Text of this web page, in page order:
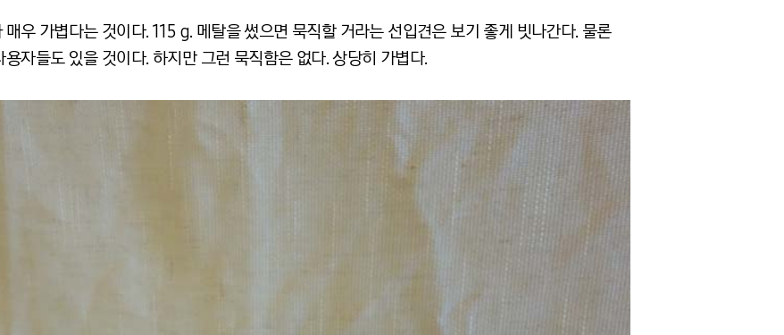
우 가볍다는 것이다. 115 g. 메탈을 썼으면 묵직할 거라는 선입견은 보기 좋게 빗나간다. 물론
자들도 있을 것이다. 하지만 그런 묵직함은 없다. 상당히 가볍다.